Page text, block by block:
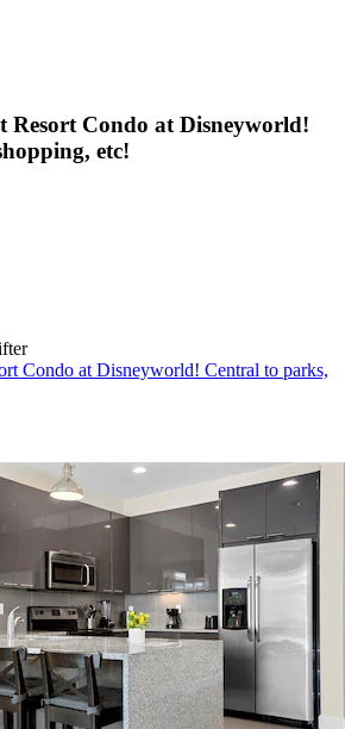
Resort Condo at Disneyworld!
etc!
Condo at Disneyworld! Central to parks,